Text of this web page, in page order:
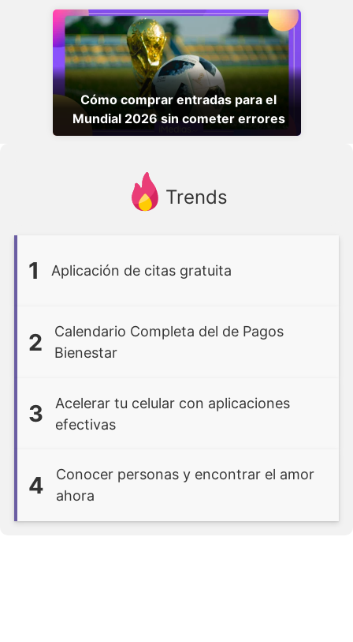
Cómo comprar entradas para el
Mundial 2026 sin cometer errores
Trends
1 Aplicación de citas gratuita
2
Calendario Completa del de Pagos
Bienestar
3
Acelerar tu celular con aplicaciones
efectivas
4
Conocer personas y encontrar el amor
ahora